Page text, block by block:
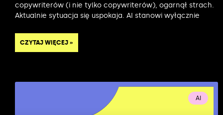
copywriterów (i nie tylko copywriterów), ogarnął strach.
Aktualnie sytuacja się uspokaja. AI stanowi wyłącznie
CZYTAJ WIĘCEJ »
AI